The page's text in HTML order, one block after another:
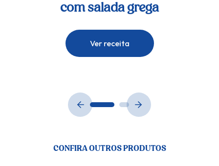
com salada grega
Ver receita
CONFIRA OUTROS PRODUTOS